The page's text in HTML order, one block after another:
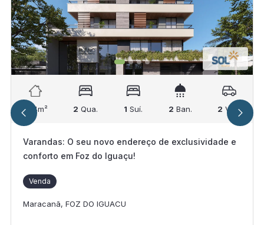
104m² 2 Qua. 1 Suí. 2 Ban. 2 Vag.
Varandas: O seu novo endereço de exclusividade e
conforto em Foz do Iguaçu!
Venda
Maracanã, FOZ DO IGUACU